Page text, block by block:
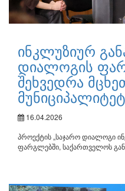
ინკლუზიურ
დიალოგის
შეხვედრა
16.04.2026
პროექტის „საჯარო დიალოგი
ფარგლებში, საქართველოს